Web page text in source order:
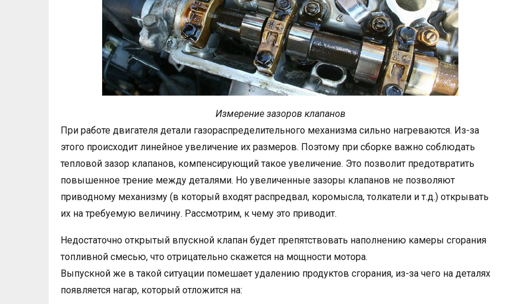
Измерение зазоров клапанов
При работе двигателя детали газораспределительного механизма сильно нагреваются. Из-за
этого происходит линейное увеличение их размеров. Поэтому при сборке важно соблюдать
тепловой зазор клапанов, компенсирующий такое увеличение. Это позволит предотвратить
повышенное трение между деталями. Но увеличенные зазоры клапанов не позволяют
приводному механизму (в который входят распредвал, коромысла, толкатели и т.д.) открывать
их на требуемую величину. Рассмотрим, к чему это приводит.
Недостаточно открытый впускной клапан будет препятствовать наполнению камеры сгорания
топливной смесью, что отрицательно скажется на мощности мотора.
Выпускной же в такой ситуации помешает удалению продуктов сгорания, из-за чего на деталях
появляется нагар, который отложится на: